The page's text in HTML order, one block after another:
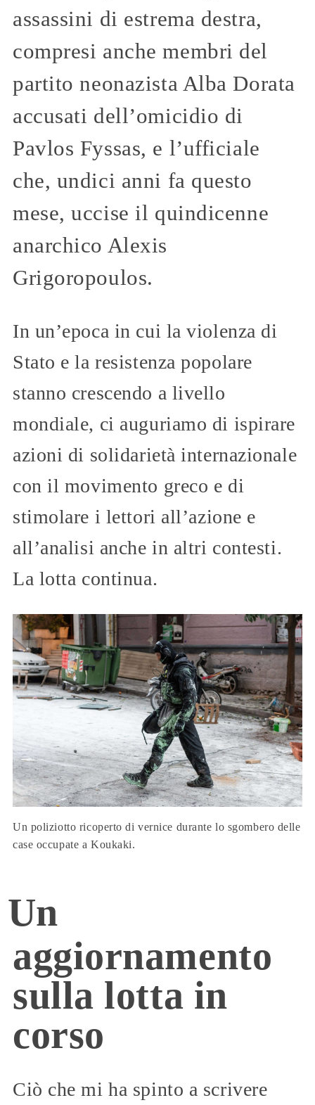
assassini di estrema destra,
compresi anche membri del
partito neonazista Alba Dorata
accusati dell’omicidio di
Pavlos Fyssas, e l’ufficiale
che, undici anni fa questo
mese, uccise il quindicenne
anarchico Alexis
Grigoropoulos.
In un’epoca in cui la violenza di
Stato e la resistenza popolare
stanno crescendo a livello
mondiale, ci auguriamo di ispirare
azioni di solidarietà internazionale
con il movimento greco e di
stimolare i lettori all’azione e
all’analisi anche in altri contesti.
La lotta continua.
Un poliziotto ricoperto di vernice durante lo sgombero delle
case occupate a Koukaki.
Un
aggiornamento
sulla lotta in
corso
Ciò che mi ha spinto a scrivere